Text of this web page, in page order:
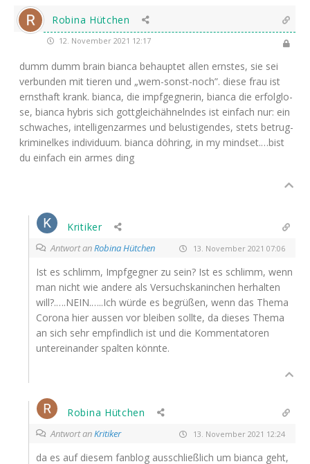
Robina Hütchen
12. November 2021 12:17
dumm dumm brain bian­ca behaup­tet allen erns­tes, sie sei
ver­bun­den mit tie­ren und „wem-sonst-noch”. die­se frau ist
ernst­haft krank. bian­ca, die impf­geg­ne­rin, bian­ca die erfolg­lo­
se, bian­ca hybris sich gott­gleich­äh­neln­des ist ein­fach nur: ein
schwa­ches, intel­li­genz­ar­mes und belus­ti­gen­des, stets betrug­
kri­mi­nel­kes indi­vi­du­um. bian­ca döh­ring, in my mindset.…bist
du ein­fach ein armes ding
Kritiker
Antwort anRobina Hütchen 13. November 2021 07:06
Ist es schlimm, Impf­geg­ner zu sein? Ist es schlimm, wenn
man nicht wie ande­re als Ver­suchs­ka­nin­chen her­hal­ten
will?.….NEIN.…..Ich wür­de es begrü­ßen, wenn das The­ma
Coro­na hier aus­sen vor blei­ben soll­te, da die­ses The­ma
an sich sehr emp­find­lich ist und die Kom­men­ta­to­ren
unter­ein­an­der spal­ten könnte.
Robina Hütchen
Antwort anKritiker 13. November 2021 12:24
da es auf die­sem fan­blog aus­schließ­lich um bian­ca geht,